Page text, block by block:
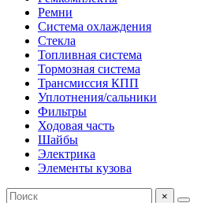
Ремни
Система охлаждения
Стекла
Топливная система
Тормозная система
Трансмиссия КПП
Уплотнения/сальники
Фильтры
Ходовая часть
Шайбы
Электрика
Элементы кузова
×